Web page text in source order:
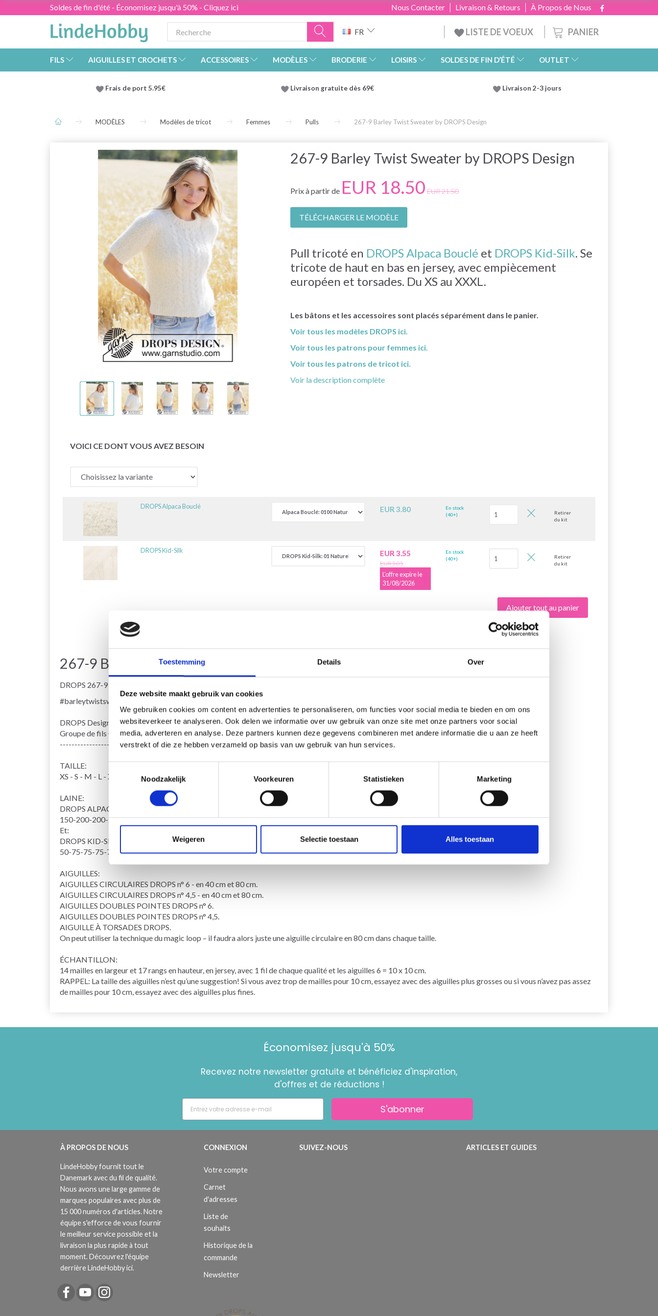
Toestemming Details Over
Deze website maakt gebruik van cookies
We gebruiken cookies om content en advertenties te personaliseren, om functies voor social media te bieden en om ons
websiteverkeer te analyseren. Ook delen we informatie over uw gebruik van onze site met onze partners voor social
media, adverteren en analyse. Deze partners kunnen deze gegevens combineren met andere informatie die u aan ze heeft
verstrekt of die ze hebben verzameld op basis van uw gebruik van hun services.
Noodzakelijk
Voorkeuren Statistieken Marketing
Weigeren Selectie toestaan Alles toestaan
Soldes de fin d'été - Économisez jusqu'à 50% - Cliquez ici À Propos de Nous
Livraison & Retours
Nous Contacter
PANIER
FR LISTE DE VOEUX
FILS AIGUILLES ET CROCHETS ACCESSOIRES MODÈLES BRODERIE LOISIRS SOLDES DE FIN D’ÉTÉ OUTLET
Frais de port 5.95€ Livraison gratuite dès 69€ Livraison 2-3 jours
MODÈLES Modèles de tricot Femmes Pulls 267-9 Barley Twist Sweater by DROPS Design
267-9 Barley Twist Sweater by DROPS Design
Prix à partir de EUR 18.50 EUR 21.50
TÉLÉCHARGER LE MODÈLE
Pull tricoté en DROPS Alpaca Bouclé et DROPS Kid-Silk. Se
tricote de haut en bas en jersey, avec empiècement
européen et torsades. Du XS au XXXL.
Les bâtons et les accessoires sont placés séparément dans le panier.
Voir tous les modèles DROPS ici.
Voir tous les patrons pour femmes ici.
Voir tous les patrons de tricot ici.
Voir la description complète
VOICI CE DONT VOUS AVEZ BESOIN
DROPS Alpaca Bouclé EUR 3.80
En stock
(40+)
Retirer
du kit
DROPS Kid-Silk EUR 3.55
EUR 5.05
L'offre expire le
31/08/2026
En stock
(40+)
Retirer
du kit
Ajouter tout au panier
267-9 Barley Twist Sweater by DROPS Design
DROPS 267-9
#barleytwistsweater
DROPS Design: Modèle ab-181
Groupe de fils C + A ou D
-------------------------------------------------------
TAILLE:
XS - S - M - L - XL - XXL - XXXL
LAINE:
DROPS ALPACA BOUCLÉ de Garnstudio (appartient au groupe de fils C)
150-200-200-250-250-250-300 g coloris 0100, Naturel
Et:
DROPS KID-SILK de Garnstudio (appartient au groupe de fils A)
50-75-75-75-75-100-100 g coloris 01, Naturel
AIGUILLES:
AIGUILLES CIRCULAIRES DROPS n° 6 - en 40 cm et 80 cm.
AIGUILLES CIRCULAIRES DROPS n° 4,5 - en 40 cm et 80 cm.
AIGUILLES DOUBLES POINTES DROPS n° 6.
AIGUILLES DOUBLES POINTES DROPS n° 4,5.
AIGUILLE À TORSADES DROPS.
On peut utiliser la technique dumagic loop – il faudra alors juste uneaiguille circulaireen 80 cm dans chaque taille.
ÉCHANTILLON:
14 mailles en largeur et 17rangs en hauteur, en jersey, avec 1 fil de chaque qualité et les aiguilles 6 = 10 x 10 cm.
RAPPEL: La taille des aiguilles n’est qu’une suggestion! Si vous avez trop de mailles pour 10 cm, essayez avec des aiguilles plus grosses ou si vous n’avez pas assez
de mailles pour 10 cm, essayez avec des aiguilles plus fines.
Économisez jusqu'à 50%
Recevez notre newsletter gratuite et bénéficiez d'inspiration,
d'offres et de réductions !
S'abonner
À PROPOS DE NOUS
LindeHobby fournit tout le
Danemark avec du fil de qualité.
Nous avons une large gamme de
marques populaires avec plus de
15 000 numéros d'articles. Notre
équipe s'efforce de vous fournir
le meilleur service possible et la
livraison la plus rapide à tout
moment. Découvrez l'équipe
derrière LindeHobby ici.
CONNEXION
Votre compte
Carnet
d'adresses
Liste de
souhaits
Historique de la
commande
Newsletter
SUIVEZ-NOUS ARTICLES ET GUIDES